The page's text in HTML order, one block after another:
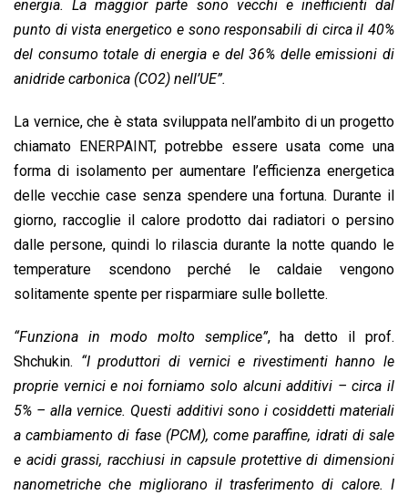
energia. La maggior parte sono vecchi e inefficienti dal
punto di vista energetico e sono responsabili di circa il 40%
del consumo totale di energia e del 36% delle emissioni di
anidride carbonica (CO2) nell’UE”.
La vernice, che è stata sviluppata nell’ambito di un progetto
chiamato ENERPAINT, potrebbe essere usata come una
forma di isolamento per aumentare l’efficienza energetica
delle vecchie case senza spendere una fortuna. Durante il
giorno, raccoglie il calore prodotto dai radiatori o persino
dalle persone, quindi lo rilascia durante la notte quando le
temperature scendono perché le caldaie vengono
solitamente spente per risparmiare sulle bollette.
“Funziona in modo molto semplice”, ha detto il prof.
Shchukin. “I produttori di vernici e rivestimenti hanno le
proprie vernici e noi forniamo solo alcuni additivi – circa il
5% – alla vernice. Questi additivi sono i cosiddetti materiali
a cambiamento di fase (PCM), come paraffine, idrati di sale
e acidi grassi, racchiusi in capsule protettive di dimensioni
nanometriche che migliorano il trasferimento di calore. I